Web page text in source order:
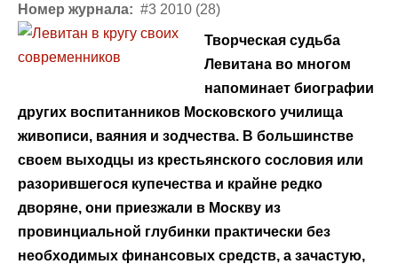
Номер журнала: #3 2010 (28)
Творческая судьба
Левитана во многом
напоминает биографии
других воспитанников Московского училища
живописи, ваяния и зодчества. В большинстве
своем выходцы из крестьянского сословия или
разорившегося купечества и крайне редко
дворяне, они приезжали в Москву из
провинциальной глубинки практически без
необходимых финансовых средств, а зачастую,